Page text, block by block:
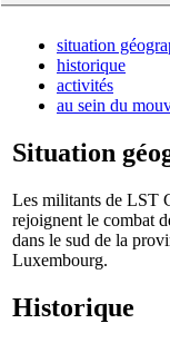
situation
historique
activités
au sein du
Situation
Les militants de LST
rejoignent le combat
dans le sud de la
Luxembourg.
Historique